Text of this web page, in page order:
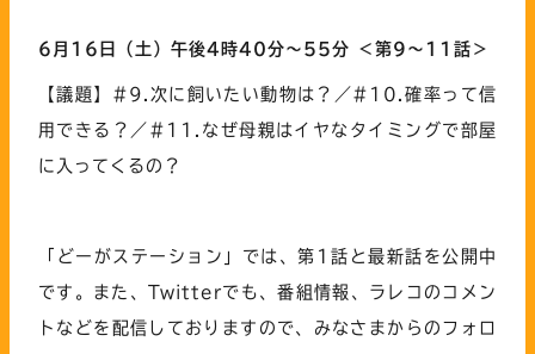
6 月16日（土）午後4時40分～55分 ＜第9～11話＞
【議題】#9.次に飼いたい動物は？／#10.確率って信
用できる？／#11.なぜ母親はイヤなタイミングで部屋
に入ってくるの？
「どーがステーション」では、第1話と最新話を公開中
です。また、Twitterでも、番組情報、ラレコのコメン
トなどを配信しておりますので、みなさまからのフォロ